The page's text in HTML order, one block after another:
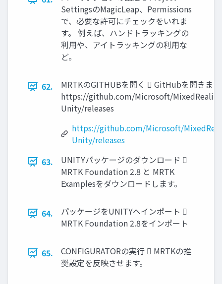
SettingsのMagicLeap、Permissions
で、必要な許可にチェックをいれま
す。 例えば、ハンドトラッキングの
利用や、アイトラッキングの利用な
ど。
62.
MRTKのGITHUBを開く  GitHubを開きま
https://github.com/Microsoft/
Unity/releases
https://github.com/Microsoft/
Unity/releases
63.
UNITYパッケージのダウンロード 
MRTK Foundation 2.8 と MRTK
Examplesをダウンロードします。
64.
パッケージをUNITYへインポート 
MRTK Foundation 2.8をインポート
65.
CONFIGURATORの実行  MRTKの推
奨設定を反映させます。